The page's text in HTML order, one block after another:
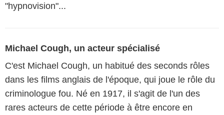
"hypnovision"...
Michael Cough, un acteur spécialisé
C'est Michael Cough, un habitué des seconds rôles
dans les films anglais de l'époque, qui joue le rôle du
criminologue fou. Né en 1917, il s'agit de l'un des
rares acteurs de cette période à être encore en